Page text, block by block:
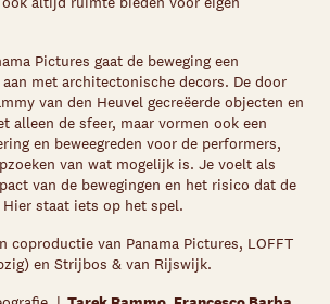
Pictures gaat de beweging een
met architectonische decors. De door
van den Heuvel gecreëerde objecten en
alleen de sfeer, maar vormen ook een
en beweegreden voor de performers,
van wat mogelijk is. Je voelt als
van de bewegingen en het risico dat de
staat iets op het spel.
coproductie van Panama Pictures, LOFFT
en Strijbos & van Rijswijk.